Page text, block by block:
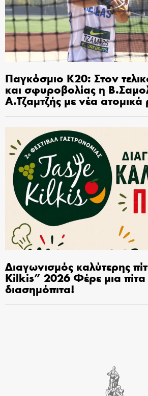
Παγκόσμιο Κ20: Στον
και σφυροβολίας η
Α.Τζαμτζής με νέα ατομικά
Διαγωνισμός καλύτερης
Kilkis” 2026 Φέρε μια πίτα
διασημόπιτα!